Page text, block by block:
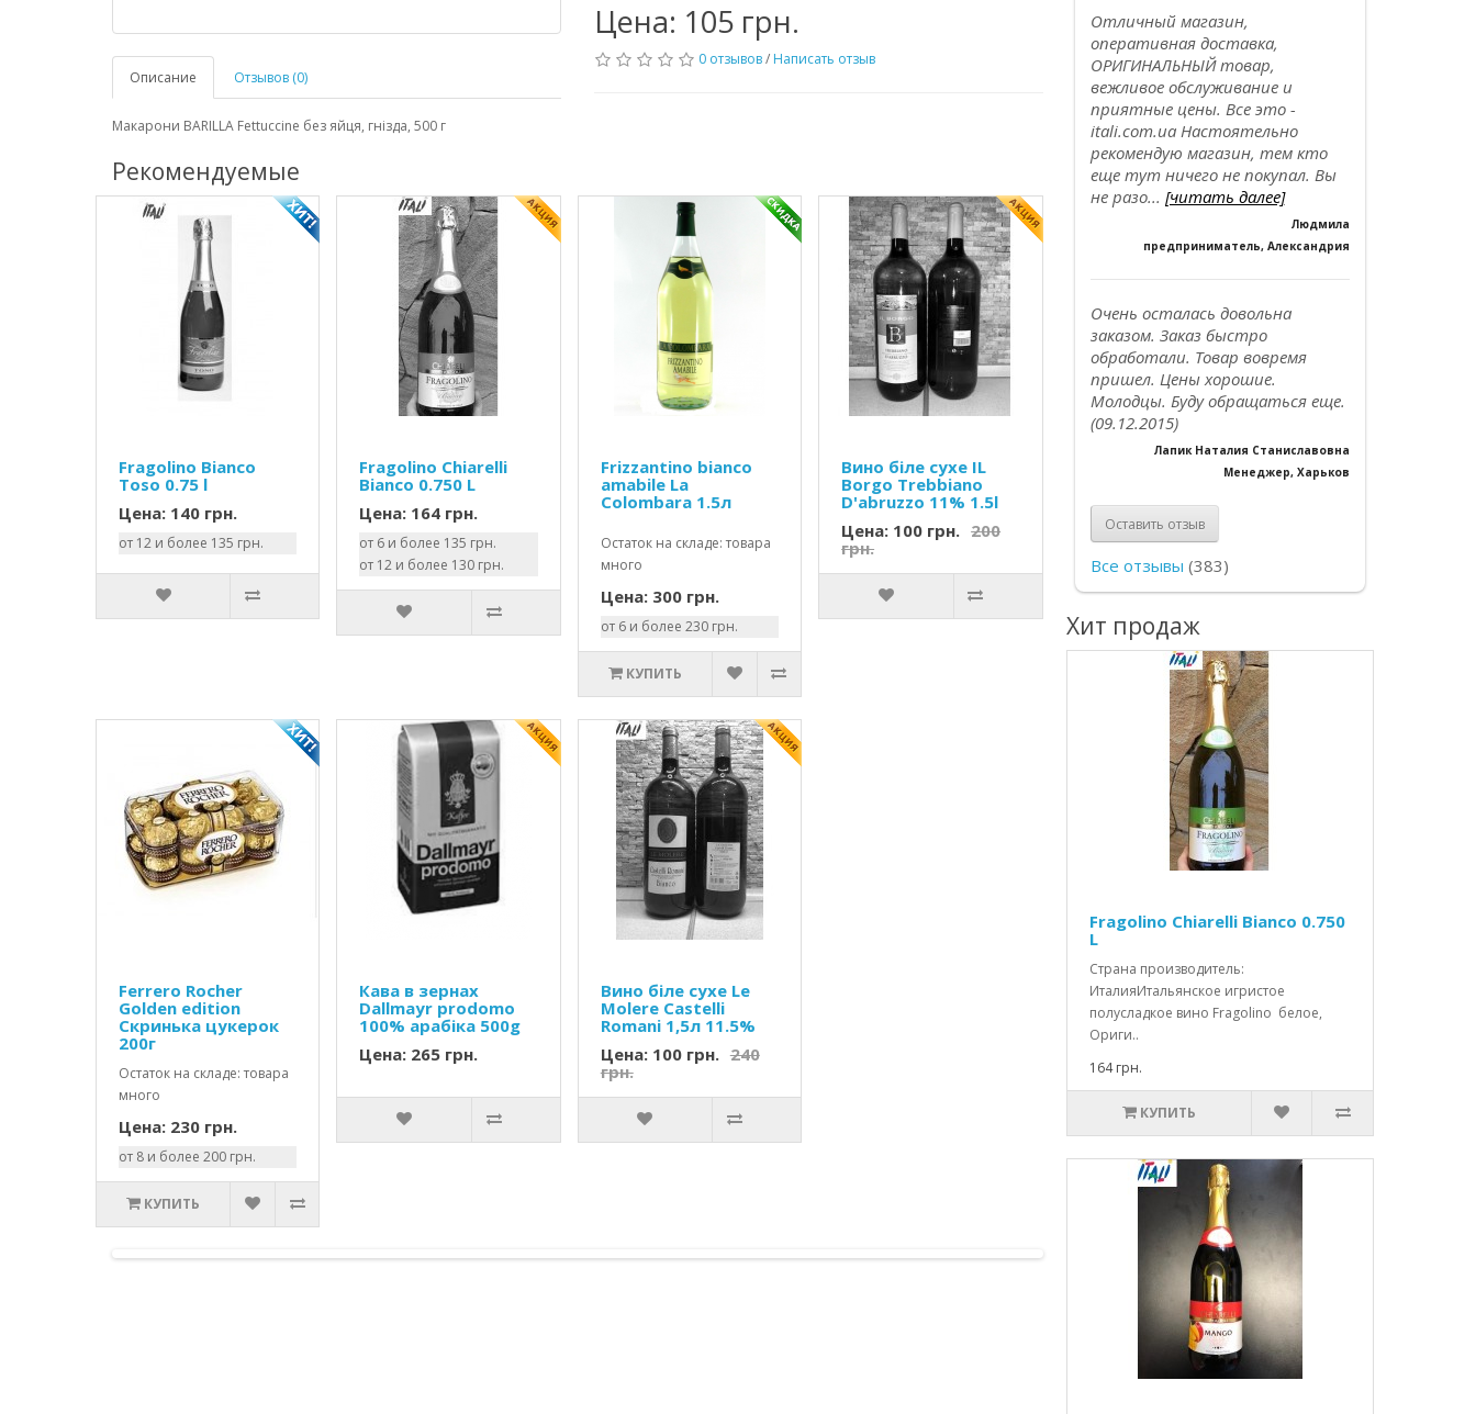
Описание Отзывов (0)
Макарони BARILLA Fettuccine без яйця, гнізда, 500 г
Цена: 105 грн.
0 отзывов/ Написать отзыв
Рекомендуемые
Fragolino Bianco
Toso 0.75 l
Цена: 140 грн.
от 12 и более 135 грн.
Fragolino Chiarelli
Bianco 0.750 L
Цена: 164 грн.
от 6 и более 135 грн.
от 12 и более 130 грн.
Frizzantino bianco
amabile La
Colombara 1.5л
Остаток на складе: товара
много
Цена: 300 грн.
от 6 и более 230 грн.
КУПИТЬ
Вино біле сухе IL
Borgo Trebbiano
D'abruzzo 11% 1.5l
Цена: 100 грн. 200
грн.
Ferrero Rocher
Golden edition
Скринька цукерок
200г
Остаток на складе: товара
много
Цена: 230 грн.
от 8 и более 200 грн.
КУПИТЬ
Кава в зернах
Dallmayr prodomo
100% арабіка 500g
Цена: 265 грн.
Вино біле сухе Le
Molere Castelli
Romani 1,5л 11.5%
Цена: 100 грн. 240
грн.
Отличный магазин,
оперативная доставка,
ОРИГИНАЛЬНЫЙ товар,
вежливое обслуживание и
приятные цены. Все это -
itali.com.ua Настоятельно
рекомендую магазин, тем кто
еще тут ничего не покупал. Вы
не разо... [читать далее]
Людмила
предприниматель, Александрия
Очень осталась довольна
заказом. Заказ быстро
обработали. Товар вовремя
пришел. Цены хорошие.
Молодцы. Буду обращаться еще.
(09.12.2015)
Лапик Наталия Станиславовна
Менеджер, Харьков
Оставить отзыв
Все отзывы (383)
Хит продаж
Fragolino Chiarelli Bianco 0.750
L
Страна производитель:
ИталияИтальянское игристое
полусладкое вино Fragolino белое,
Ориги..
164 грн.
КУПИТЬ